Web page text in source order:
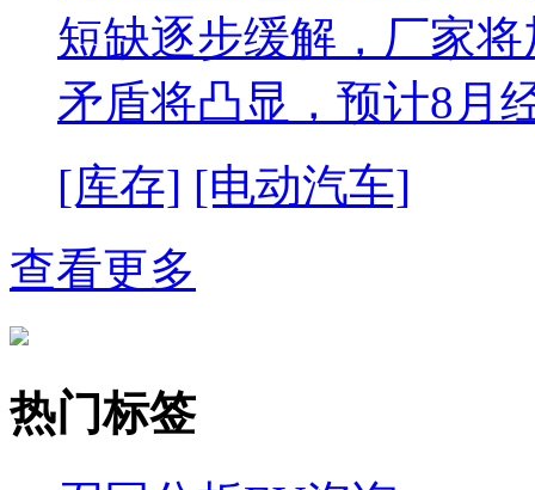
短缺逐步缓解，厂家
矛盾将凸显，预计8月
[库存] [电动汽车]
查看更多
热门标签